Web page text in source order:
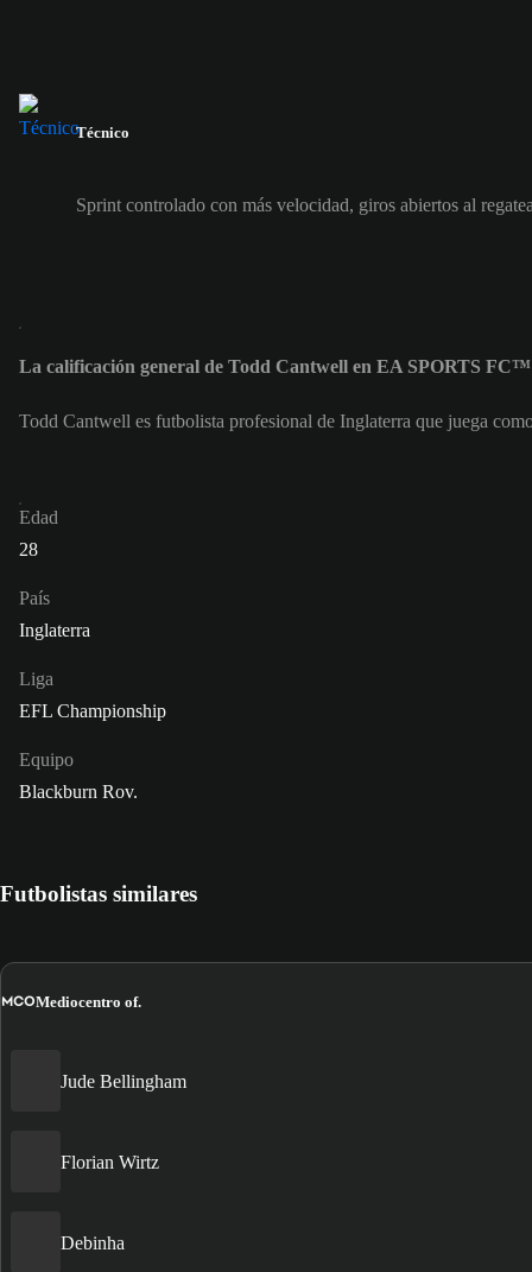
Técnico
Sprint controlado con más velocidad, giros abiertos al
La calificación general de Todd Cantwell en EA SPORTS FC™
Todd Cantwell es futbolista profesional de Inglaterra que juega
Edad
28
País
Inglaterra
Liga
EFL Championship
Equipo
Blackburn Rov.
Futbolistas similares
MCOMediocentro of.
Jude Bellingham
Florian Wirtz
Debinha